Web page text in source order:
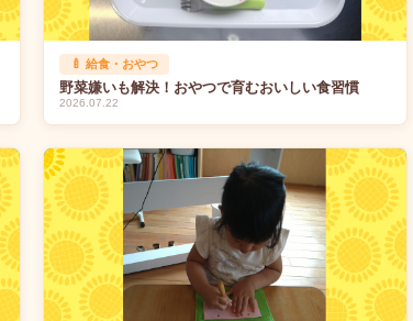
🍼 給食・おやつ
野菜嫌いも解決！おやつで育むおいしい食習慣
2026.07.22